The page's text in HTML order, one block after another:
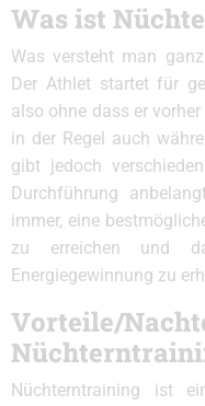
Was ist
Was versteht man
Der Athlet startet für
also ohne dass er
in der Regel auch
gibt jedoch
Durchführung
immer, eine
zu erreichen und
Energiegewinnung zu
Vorteile/
Nüchterntraining ist